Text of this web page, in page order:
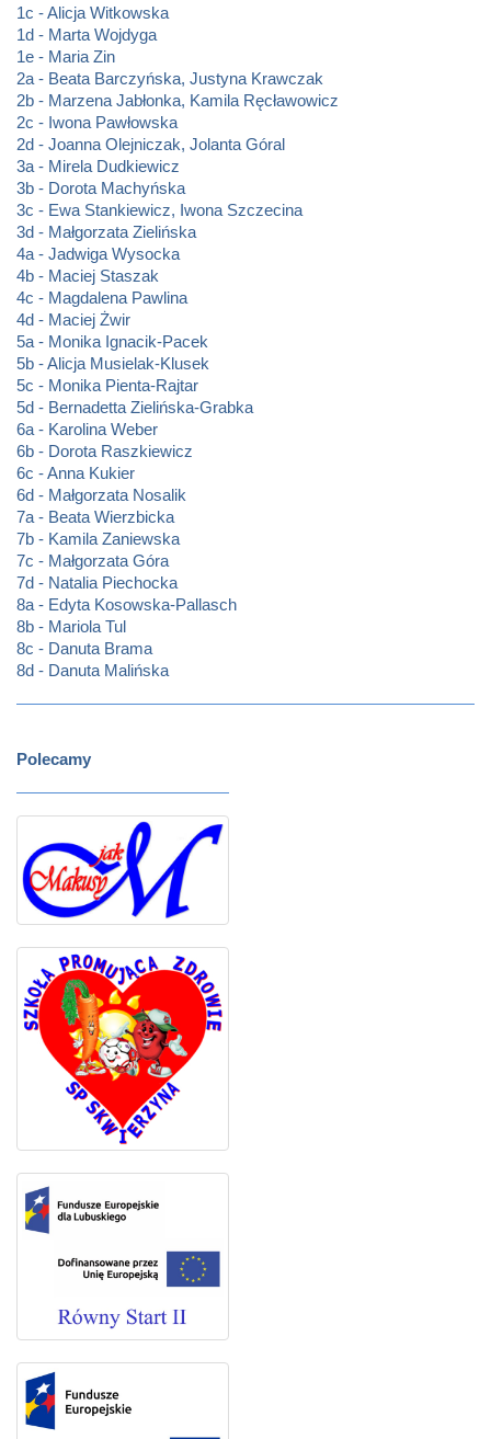
1c - Alicja Witkowska
1d - Marta Wojdyga
1e - Maria Zin
2a - Beata Barczyńska, Justyna Krawczak
2b - Marzena Jabłonka, Kamila Ręcławowicz
2c - Iwona Pawłowska
2d - Joanna Olejniczak, Jolanta Góral
3a - Mirela Dudkiewicz
3b - Dorota Machyńska
3c - Ewa Stankiewicz, Iwona Szczecina
3d - Małgorzata Zielińska
4a - Jadwiga Wysocka
4b - Maciej Staszak
4c - Magdalena Pawlina
4d - Maciej Żwir
5a - Monika Ignacik-Pacek
5b - Alicja Musielak-Klusek
5c - Monika Pienta-Rajtar
5d - Bernadetta Zielińska-Grabka
6a - Karolina Weber
6b - Dorota Raszkiewicz
6c - Anna Kukier
6d - Małgorzata Nosalik
7a - Beata Wierzbicka
7b - Kamila Zaniewska
7c - Małgorzata Góra
7d - Natalia Piechocka
8a - Edyta Kosowska-Pallasch
8b - Mariola Tul
8c - Danuta Brama
8d - Danuta Malińska
Polecamy